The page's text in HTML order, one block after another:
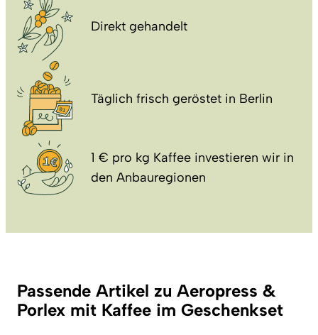
Direkt gehandelt
Täglich frisch geröstet in Berlin
1 € pro kg Kaffee investieren wir in
den Anbauregionen
Passende Artikel zu Aeropress &
Porlex mit Kaffee im Geschenkset